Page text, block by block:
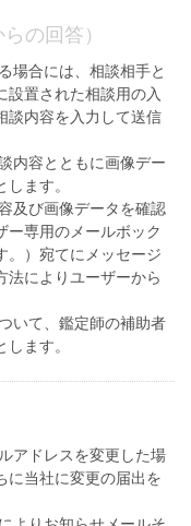
の回答）
場合には、相談相手と
設置された相談用の入
談内容を入力して送信
内容とともに画像デー
ます。
及び画像データを確認
ー専用のメールボック
。）宛てにメッセージ
法によりユーザーから
いて、鑑定師の補助者
ます。
アドレスを変更した場
に当社に変更の届出を